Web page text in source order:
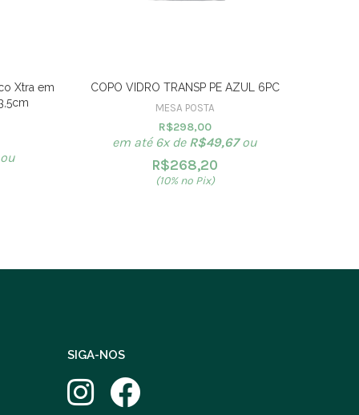
Xtra em
COPO VIDRO TRANSP PE AZUL 6PC
MESA POSTA
R$298,00
em até 6x de R$49,67ou
R$268,20
(10% no Pix)
SIGA-NOS